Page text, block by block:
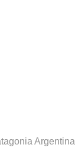
Argentina